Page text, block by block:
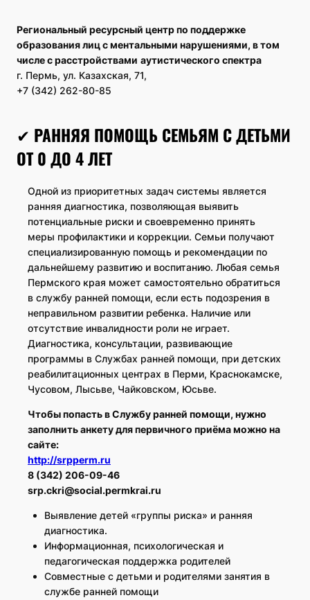
Региональный ресурсный центр по поддержке
образования лиц с ментальными нарушениями, в том
числе с расстройствами аутистического спектра
г. Пермь, ул. Казахская, 71,
+7 (342) 262-80-85
✔ РАННЯЯ ПОМОЩЬ СЕМЬЯМ С ДЕТЬМИ
ОТ 0 ДО 4 ЛЕТ
Одной из приоритетных задач системы является
ранняя диагностика, позволяющая выявить
потенциальные риски и своевременно принять
меры профилактики и коррекции. Семьи получают
специализированную помощь и рекомендации по
дальнейшему развитию и воспитанию. Любая семья
Пермского края может самостоятельно обратиться
в службу ранней помощи, если есть подозрения в
неправильном развитии ребенка. Наличие или
отсутствие инвалидности роли не играет.
Диагностика, консультации, развивающие
программы в Службах ранней помощи, при детских
реабилитационных центрах в Перми, Краснокамске,
Чусовом, Лысьве, Чайковском, Юсьве.
Чтобы попасть в Службу ранней помощи, нужно
заполнить анкету для первичного приёма можно на
сайте:
http://srpperm.ru
8 (342) 206-09-46
srp.ckri@social.permkrai.ru
Выявление детей «группы риска» и ранняя
диагностика.
Информационная, психологическая и
педагогическая поддержка родителей
Совместные с детьми и родителями занятия в
службе ранней помощи